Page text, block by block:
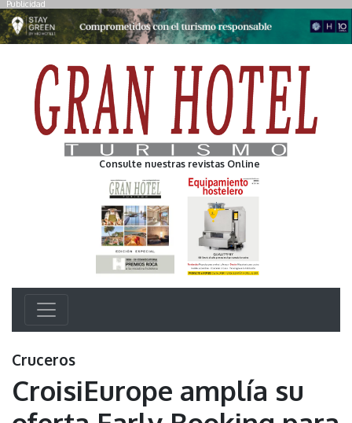
Publicidad
Consulte nuestras revistas Online
Cruceros
CroisiEurope amplía su